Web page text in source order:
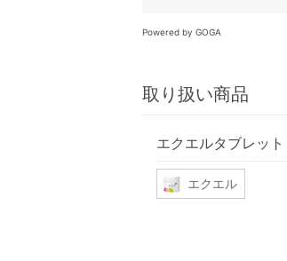
Powered by GOGA
取り扱い商品
エクエルタブレット
エクエル